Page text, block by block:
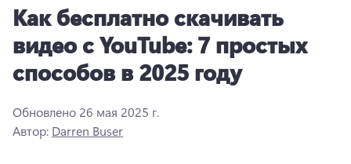
Войти
Как бесплатно скачивать
видео с YouTube: 7 простых
способов в 2025 году
Обновлено 26 мая 2025 г.
Автор: Darren Buser